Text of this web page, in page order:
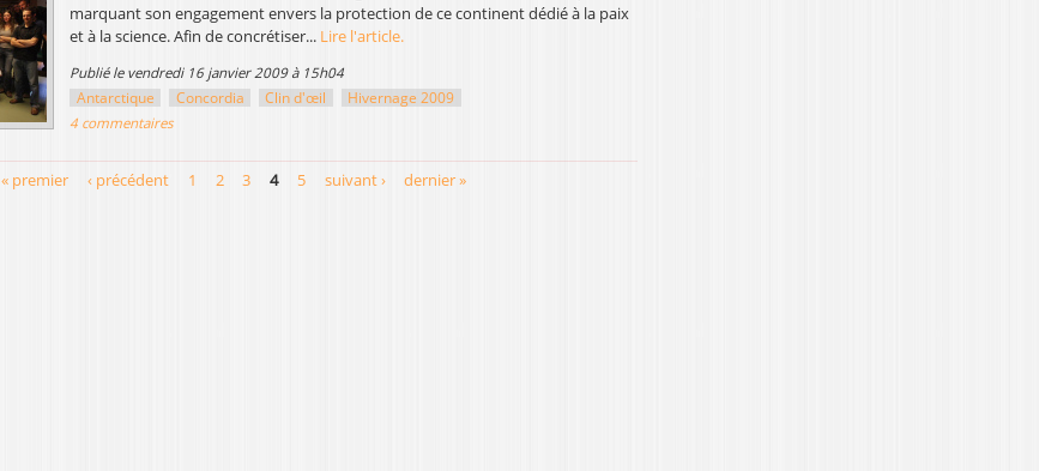
marquant son engagement envers la protection de ce continent dédié à la paix
et à la science. Afin de concrétiser... Lire l'article.
publié le vendredi 16 janvier 2009 à 15h04
Antarctique
Concordia Clin d'œil
Hivernage 2009
4 commentaires
« premier ‹ précédent 1 2 3 4 5 suivant › dernier »